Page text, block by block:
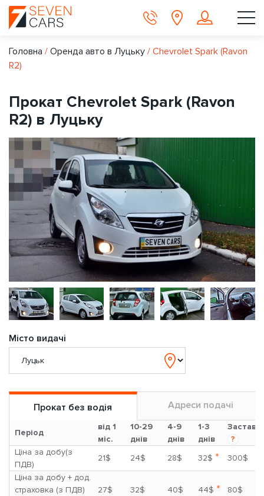
Головна / Оренда авто в Луцьку / Chevrolet Spark (Ravon
R2)
Прокат Chevrolet Spark (Ravon
R2) в Луцьку
Місто видачі
Прокат без водія Адреси подачі
Період
від 1
міс.
10-29
днів
4-9
днів
1-3
днів
Застава
?
Ціна за добу(з
ПДВ)
21$ 24$ 28$ 32$ *
300$
Ціна за добу + дод.
страховка (з ПДВ)
27$ 32$ 40$ 44$ * 80$